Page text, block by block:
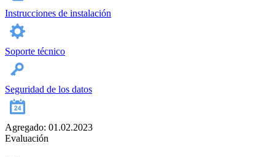
Instrucciones de instalación
Soporte técnico
Seguridad de los datos
Agregado: 01.02.2023
Evaluación